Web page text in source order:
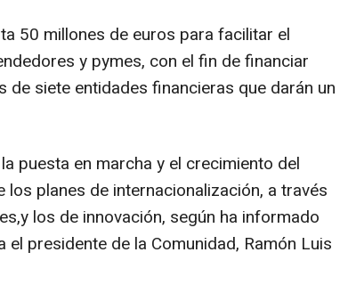
50 millones de euros para facilitar el
y pymes, con el fin de financiar
de siete entidades financieras que darán un
puesta en marcha y el crecimiento del
planes de internacionalización, a través
los de innovación, según ha informado
presidente de la Comunidad, Ramón Luis